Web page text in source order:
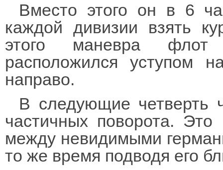
Вместо этого он в 6
каждой дивизии взять
этого маневра
расположился уступом
направо.
В следующие четверть
частичных поворота.
между невидимыми
то же время подводя его